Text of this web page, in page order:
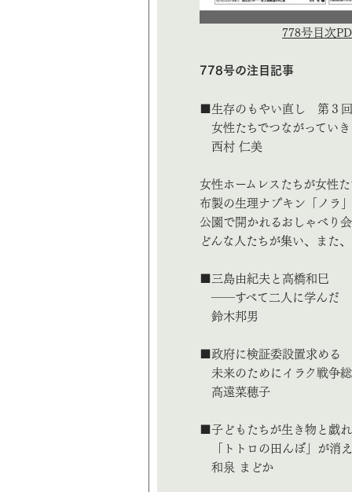
778号目次
778号の注目記事
■生存のもやい直し 第３
女性たちでつながってい
西村 仁美
女性ホームレスたちが女性
布製の生理ナプキン「ノラ
公園で開かれるおしゃべり
どんな人たちが集い、また
■三島由紀夫と高橋和巳
――すべて二人に学んだ
鈴木邦男
■政府に検証委設置求める
未来のためにイラク戦争
高遠菜穂子
■子どもたちが生き物と戯
「トトロの田んぼ」が消
和泉 まどか